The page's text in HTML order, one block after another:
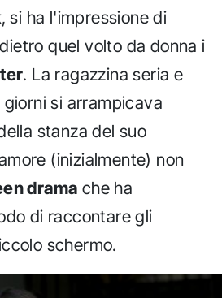
, si ha l'impressione di
quel volto da donna i
. La ragazzina seria e
si arrampicava
stanza del suo
(inizialmente) non
drama che ha
di raccontare gli
schermo.